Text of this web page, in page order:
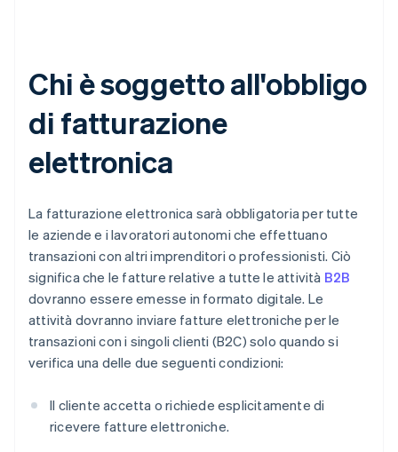
Chi è soggetto all'obbligo
di fatturazione
elettronica
La fatturazione elettronica sarà obbligatoria per tutte
le aziende e i lavoratori autonomi che effettuano
transazioni con altri imprenditori o professionisti. Ciò
significa che le fatture relative a tutte le attività B2B
dovranno essere emesse in formato digitale. Le
attività dovranno inviare fatture elettroniche per le
transazioni con i singoli clienti (B2C) solo quando si
verifica una delle due seguenti condizioni:
Il cliente accetta o richiede esplicitamente di
ricevere fatture elettroniche.